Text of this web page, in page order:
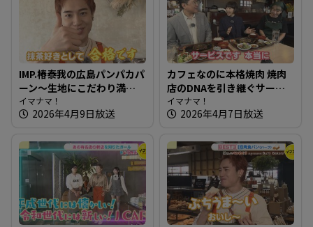
IMP.椿泰我の広島パンパカパ
ーン～生地にこだわり満
点！レストランでも使用の
パン
イマナマ！
2026年4月9日放送
カフェなのに本格焼肉 焼肉
店のDNAを引き継ぐサービ
スランチ～カフェ＆バー
Daishin【たまにはそとラン
イマナマ！
2026年4月7日放送